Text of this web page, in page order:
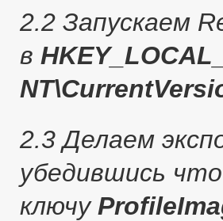
2.2 Запускаем
в
2.3 Делаем
убедившись
ключу